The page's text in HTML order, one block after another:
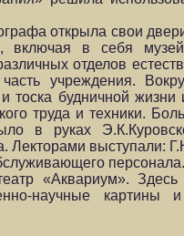
открыла свои
включая в себя
отделов
учреждения.
тоска будничной жизни
труда и техники.
в руках
Лекторами выступали:
персонала.
«Аквариум». Здесь
научные картины